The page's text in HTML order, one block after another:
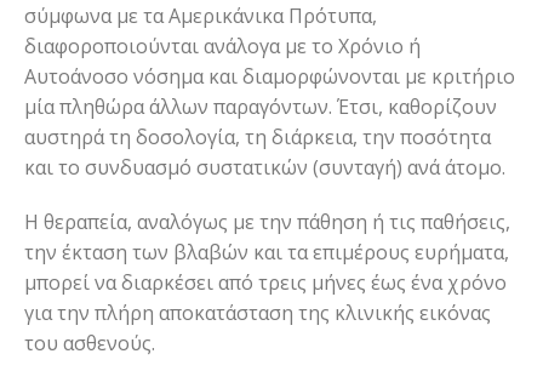
σύμφωνα με τα Αμερικάνικα Πρότυπα,
διαφοροποιούνται ανάλογα με το Χρόνιο ή
Αυτοάνοσο νόσημα και διαμορφώνονται με κριτήριο
μία πληθώρα άλλων παραγόντων. Έτσι, καθορίζουν
αυστηρά τη δοσολογία, τη διάρκεια, την ποσότητα
και το συνδυασμό συστατικών (συνταγή) ανά άτομο.
Η θεραπεία, αναλόγως με την πάθηση ή τις παθήσεις,
την έκταση των βλαβών και τα επιμέρους ευρήματα,
μπορεί να διαρκέσει από τρεις μήνες έως ένα χρόνο
για την πλήρη αποκατάσταση της κλινικής εικόνας
του ασθενούς.